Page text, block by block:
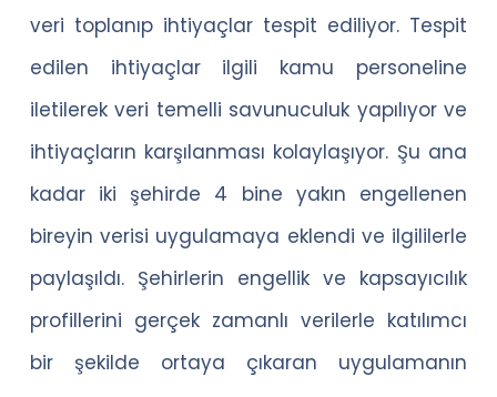
veri toplanıp ihtiyaçlar tespit ediliyor. Tespit
edilen ihtiyaçlar ilgili kamu personeline
iletilerek veri temelli savunuculuk yapılıyor ve
ihtiyaçların karşılanması kolaylaşıyor. Şu ana
kadar iki şehirde 4 bine yakın engellenen
bireyin verisi uygulamaya eklendi ve ilgililerle
paylaşıldı. Şehirlerin engellik ve kapsayıcılık
profillerini gerçek zamanlı verilerle katılımcı
bir şekilde ortaya çıkaran uygulamanın